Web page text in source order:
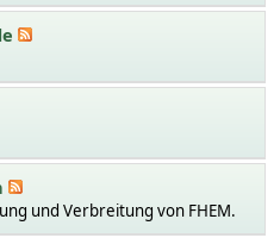
und Verbreitung von FHEM.